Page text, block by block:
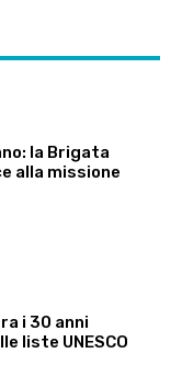
la Brigata
alla missione
i 30 anni
liste UNESCO